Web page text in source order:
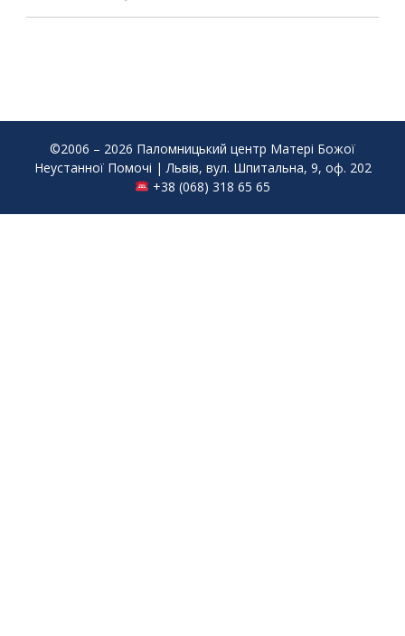
©2006 – 2026 Паломницький центр Матері Божої
Неустанної Помочі | Львів, вул. Шпитальна, 9, оф. 202
+38 (068) 318 65 65